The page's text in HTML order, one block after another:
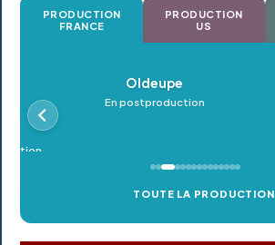
PRODUCTION
FRANCE
PRODUCTION
US
Oldeupe
En postproduction
TOUTE LA PRODUCTION